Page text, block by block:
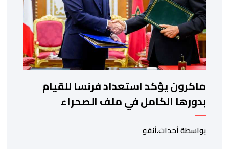
ماكرون يؤكد استعداد فرنسا للقيام
بدورها الكامل في ملف الصحراء
بواسطة أحداث.أنفو